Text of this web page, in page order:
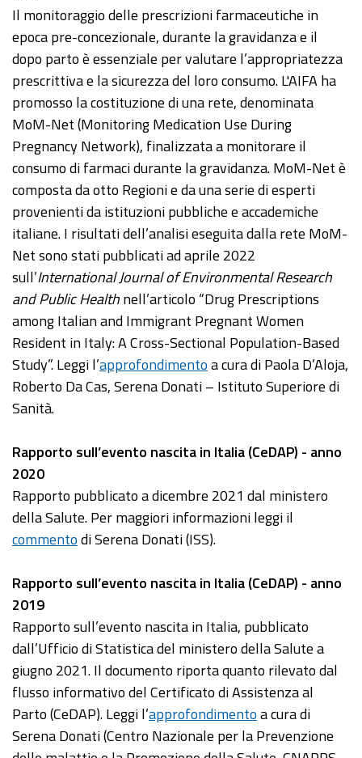
Il monitoraggio delle prescrizioni farmaceutiche in
epoca pre-concezionale, durante la gravidanza e il
dopo parto è essenziale per valutare l’appropriatezza
prescrittiva e la sicurezza del loro consumo. L'AIFA ha
promosso la costituzione di una rete, denominata
MoM-Net (Monitoring Medication Use During
Pregnancy Network), finalizzata a monitorare il
consumo di farmaci durante la gravidanza. MoM-Net è
composta da otto Regioni e da una serie di esperti
provenienti da istituzioni pubbliche e accademiche
italiane. I risultati dell’analisi eseguita dalla rete MoM-
Net sono stati pubblicati ad aprile 2022
sull’International Journal of Environmental Research
and Public Healthnell’articolo “Drug Prescriptions
among Italian and Immigrant Pregnant Women
Resident in Italy: A Cross-Sectional Population-Based
Study”. Leggi l’approfondimentoa cura di Paola D’Aloja,
Roberto Da Cas, Serena Donati – Istituto Superiore di
Sanità.
Rapporto sull’evento nascita in Italia (CeDAP) - anno
2020
Rapporto pubblicato a dicembre 2021 dal ministero
della Salute. Per maggiori informazioni leggi il
commentodi Serena Donati (ISS).
Rapporto sull’evento nascita in Italia (CeDAP) - anno
2019
Rapporto sull’evento nascita in Italia, pubblicato
dall’Ufficio di Statistica del ministero della Salute a
giugno 2021. Il documento riporta quanto rilevato dal
flusso informativo del Certificato di Assistenza al
Parto (CeDAP). Leggi l’approfondimentoa cura di
Serena Donati (Centro Nazionale per la Prevenzione